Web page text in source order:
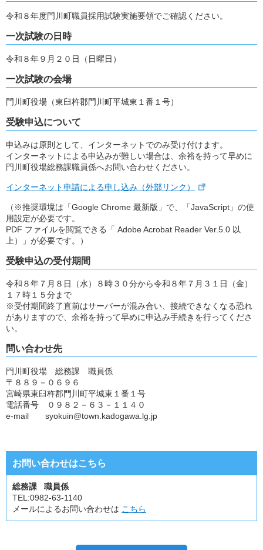
令和８年度門川町職員採用試験実施要領でご確認ください。
一次試験の日時
令和８年９月２０日（日曜日）
一次試験の会場
門川町役場（東臼杵郡門川町平城東１番１号）
受験申込について
申込みは原則として、インターネットでのみ受け付けます。
インターネットによる申込みが難しい場合は、余裕を持って早めに
門川町役場総務課職員係へお問い合わせください。
インターネット申請による申し込み（外部リンク）
（※推奨環境は「Google Chrome 最新版」で、「JavaScript」の使
用設定が必要です。
PDF ファイルを閲覧できる「 Adobe Acrobat Reader Ver.5.0 以
上）」が必要です。）
受験申込の受付期間
令和８年７月８日（水）８時３０分から令和８年７月３１日（金）
１７時１５分まで
※受付期間終了直前はサーバーが混み合い、接続できなくなる恐れ
がありますので、余裕を持って早めに申込み手続きを行ってくださ
い。
問い合わせ先
門川町役場 総務課 職員係
〒８８９－０６９６
宮崎県東臼杵郡門川町平城東１番１号
電話番号 ０９８２－６３－１１４０
e-mail syokuin@town.kadogawa.lg.jp
お問い合わせはこちら
総務課 職員係
TEL:0982-63-1140
メールによるお問い合わせは こちら